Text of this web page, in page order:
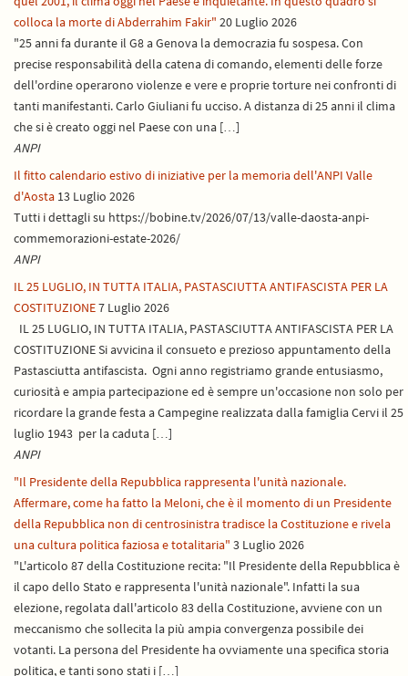
colloca la morte di Abderrahim Fakir" 20 Luglio 2026
"25 anni fa durante il G8 a Genova la democrazia fu sospesa. Con
precise responsabilità della catena di comando, elementi delle forze
dell'ordine operarono violenze e vere e proprie torture nei confronti di
tanti manifestanti. Carlo Giuliani fu ucciso. A distanza di 25 anni il clima
che si è creato oggi nel Paese con una […]
ANPI
Il fitto calendario estivo di iniziative per la memoria dell'ANPI Valle
d'Aosta 13 Luglio 2026
Tutti i dettagli su https://bobine.tv/2026/07/13/valle-daosta-anpi-
commemorazioni-estate-2026/
ANPI
IL 25 LUGLIO, IN TUTTA ITALIA, PASTASCIUTTA ANTIFASCISTA PER LA
COSTITUZIONE7 Luglio 2026
IL 25 LUGLIO, IN TUTTA ITALIA, PASTASCIUTTA ANTIFASCISTA PER LA
COSTITUZIONE Si avvicina il consueto e prezioso appuntamento della
Pastasciutta antifascista. Ogni anno registriamo grande entusiasmo,
curiosità e ampia partecipazione ed è sempre un'occasione non solo per
ricordare la grande festa a Campegine realizzata dalla famiglia Cervi il 25
luglio 1943 per la caduta […]
ANPI
"Il Presidente della Repubblica rappresenta l'unità nazionale.
Affermare, come ha fatto la Meloni, che è il momento di un Presidente
della Repubblica non di centrosinistra tradisce la Costituzione e rivela
una cultura politica faziosa e totalitaria" 3 Luglio 2026
"L'articolo 87 della Costituzione recita: "Il Presidente della Repubblica è
il capo dello Stato e rappresenta l'unità nazionale". Infatti la sua
elezione, regolata dall'articolo 83 della Costituzione, avviene con un
meccanismo che sollecita la più ampia convergenza possibile dei
votanti. La persona del Presidente ha ovviamente una specifica storia
politica, e tanti sono stati i […]